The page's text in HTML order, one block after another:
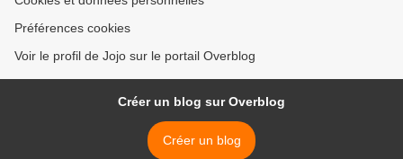
Préférences cookies
Voir le profil de Jojo sur le portail Overblog
Créer un blog sur Overblog
Créer un blog